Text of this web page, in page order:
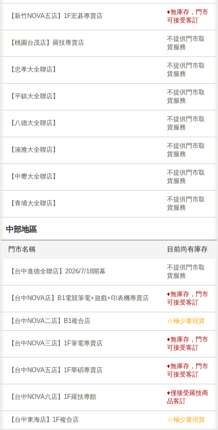
【新竹NOVA五店】1F宏碁專賣店
♦無庫存，門市
可接受客訂
【桃園台茂店】羅技專賣店
不提供門市取
貨服務
【忠孝大全聯店】
不提供門市取
貨服務
【平鎮大全聯店】
不提供門市取
貨服務
【八德大全聯店】
不提供門市取
貨服務
【湳雅大全聯店】
不提供門市取
貨服務
【中壢大全聯店】
不提供門市取
貨服務
【青埔大全聯店】
不提供門市取
貨服務
中部地區
門市名稱 目前尚有庫存
【台中進德全聯店】2026/7/18開幕
不提供門市取
貨服務
【台中NOVA店】B1電競筆電+遊戲+印表機專賣店
♦無庫存，門市
可接受客訂
【台中NOVA二店】B1複合店 ☆極少量現貨
【台中NOVA三店】1F筆電專賣店
♦無庫存，門市
可接受客訂
【台中NOVA五店】1F華碩專賣店
♦無庫存，門市
可接受客訂
【台中NOVA六店】1F羅技專館
♦僅接受羅技商
品客訂
【台中東海店】1F複合店 ☆極少量現貨